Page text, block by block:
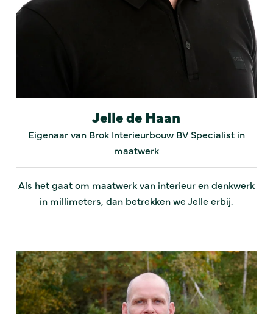
Jelle de Haan
Eigenaar van Brok Interieurbouw BV Specialist in
maatwerk
Als het gaat om maatwerk van interieur en denkwerk
in millimeters, dan betrekken we Jelle erbij.